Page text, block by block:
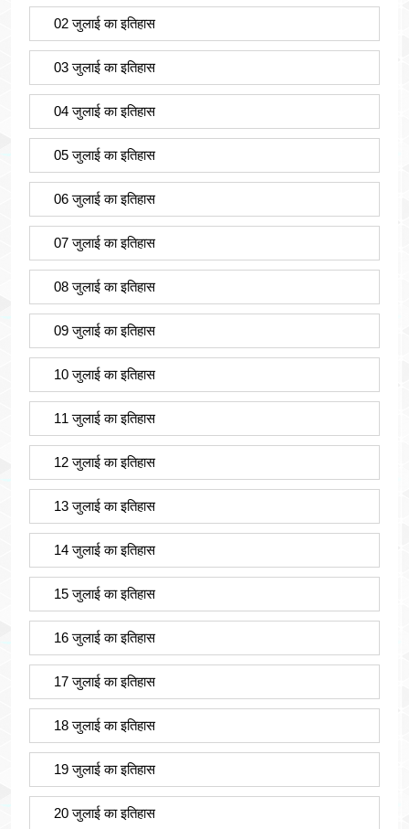
02 जुलाई का इतिहास
03 जुलाई का इतिहास
04 जुलाई का इतिहास
05 जुलाई का इतिहास
06 जुलाई का इतिहास
07 जुलाई का इतिहास
08 जुलाई का इतिहास
09 जुलाई का इतिहास
10 जुलाई का इतिहास
11 जुलाई का इतिहास
12 जुलाई का इतिहास
13 जुलाई का इतिहास
14 जुलाई का इतिहास
15 जुलाई का इतिहास
16 जुलाई का इतिहास
17 जुलाई का इतिहास
18 जुलाई का इतिहास
19 जुलाई का इतिहास
20 जुलाई का इतिहास